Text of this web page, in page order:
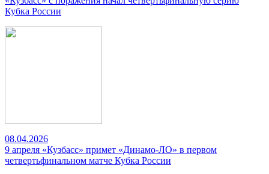
Кубка России
08.04.2026
9 апреля «Кузбасс» примет «Динамо-ЛО» в первом
четвертьфинальном матче Кубка России